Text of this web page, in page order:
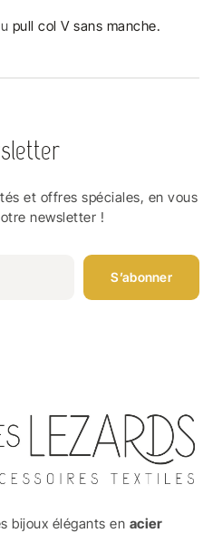
pull col V sans manche.
et offres spéciales, en vous
newsletter !
S’abonner
bijoux élégants en acier